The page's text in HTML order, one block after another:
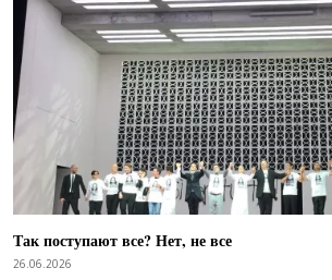
Так поступают все? Нет, не все
26.06.2026